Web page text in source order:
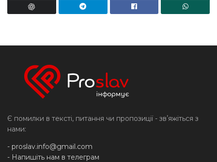
Є помилки в тексті, питання чи пропозиції - звʼяжіться з
нами:
- proslav.info@gmail.com
- Напишіть нам в телеграм